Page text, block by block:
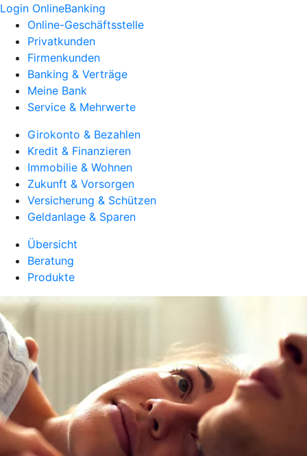
Login OnlineBanking
Online-Geschäftsstelle
Privatkunden
Firmenkunden
Banking & Verträge
Meine Bank
Service & Mehrwerte
Girokonto & Bezahlen
Kredit & Finanzieren
Immobilie & Wohnen
Zukunft & Vorsorgen
Versicherung & Schützen
Geldanlage & Sparen
Übersicht
Beratung
Produkte